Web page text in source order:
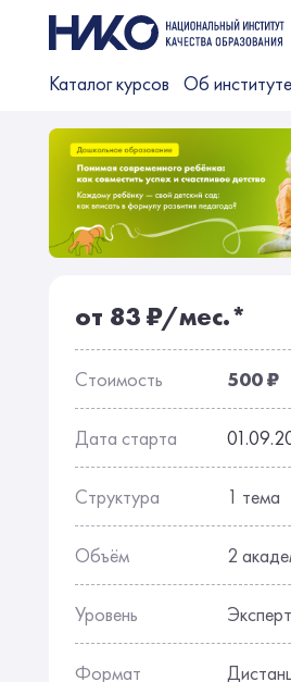
Каталог курсов Об институте
от 83 ₽/мес.*
Стоимость 500 ₽
Дата старта
Структура 1 тема
Объём 2
Уровень Эксперт
Формат